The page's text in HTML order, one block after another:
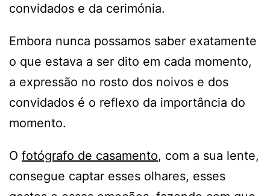
convidados e da cerimónia.
Embora nunca possamos saber exatamente
o que estava a ser dito em cada momento,
a expressão no rosto dos noivos e dos
convidados é o reflexo da importância do
momento.
O fotógrafo de casamento, com a sua lente,
consegue captar esses olhares, esses